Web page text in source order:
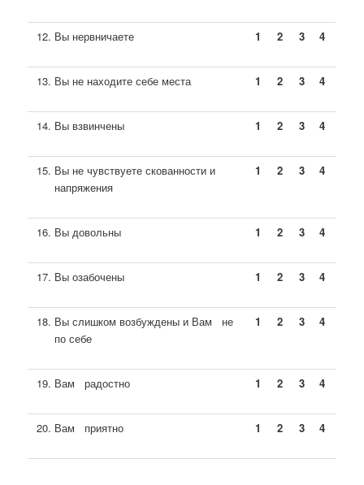
Вы нервничаете 1 2 3 4
Вы не находите себе места 1 2 3 4
Вы взвинчены 1 2 3 4
Вы не чувствуете скованности и
напряжения
1 2 3 4
Вы довольны 1 2 3 4
Вы озабочены 1 2 3 4
Вы слишком возбуждены и Вам не
по себе
1 2 3 4
Вам радостно 1 2 3 4
Вам приятно 1 2 3 4